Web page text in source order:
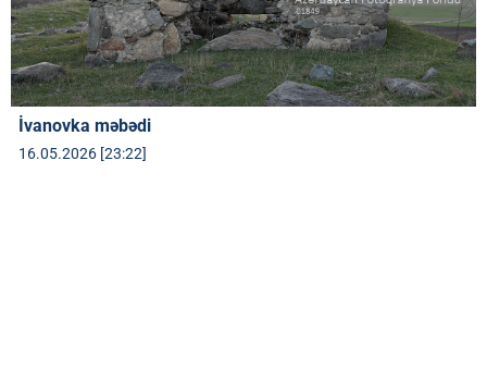
İvanovka məbədi
16.05.2026 [23:22]